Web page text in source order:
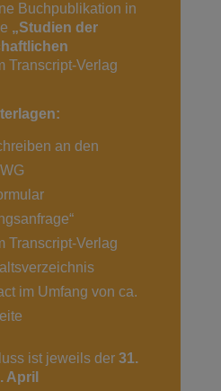
Buchpublikation in
„Studien der
Transcript-Verlag
an den
Transcript-Verlag
im Umfang von ca.
ist jeweils der 31.
April